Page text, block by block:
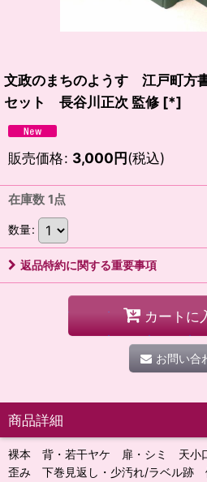
文政のまちのようす 江戸町方
セット 長谷川正次 監修 [*]
販売価格: 3,000円(税込)
在庫数 1点
数量:
返品特約に関する重要事項
カートに
お問い合
商品詳細
裸本 背・若干ヤケ 扉・シミ 天小
歪み 下巻見返し・少汚れ/ラベル跡